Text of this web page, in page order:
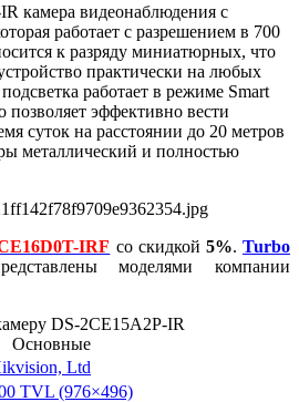
камера видеонаблюдения с
работает с разрешением в 700
к разряду миниатюрных, что
практически на любых
работает в режиме Smart
позволяет эффективно вести
суток на расстоянии до 20 метров
металлический и полностью
IRF со скидкой 5%.Turbo
моделями компании
DS-2CE15A2P-IR
Основные
Ltd
TVL (976×496)